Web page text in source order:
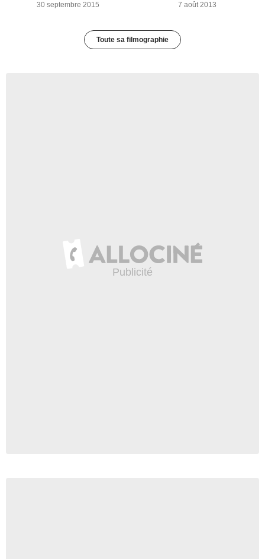
30 septembre 2015 7 août 2013
Toute sa filmographie